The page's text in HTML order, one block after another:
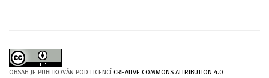
OBSAH JE PUBLIKOVÁN POD LICENCÍ CREATIVE COMMONS ATTRIBUTION 4.0